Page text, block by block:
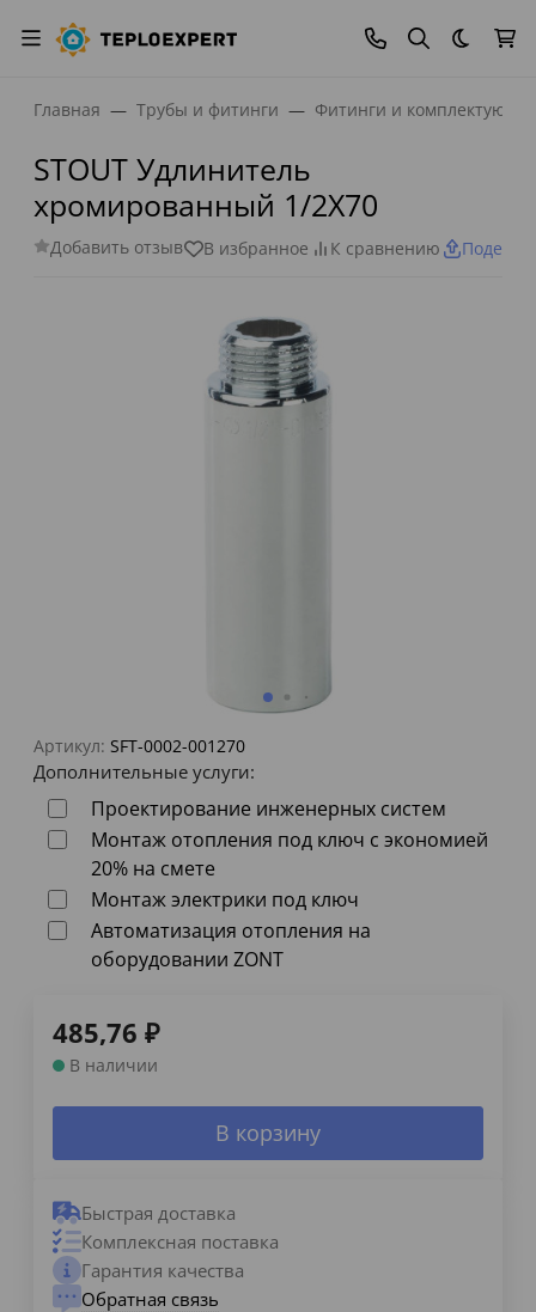
Темная
Главная Трубы и фитинги Фитинги и
STOUT Удлинитель
хромированный 1/2X70
Добавить отзыв В избранное К сравнению
Артикул: SFT-0002-001270
Дополнительные услуги:
Проектирование инженерных систем
Монтаж отопления под ключ с экономией
20% на смете
Монтаж электрики под ключ
Автоматизация отопления на
оборудовании ZONT
485,76 ₽
В наличии
В корзину
Быстрая доставка
Комплексная поставка
Гарантия качества
Обратная связь